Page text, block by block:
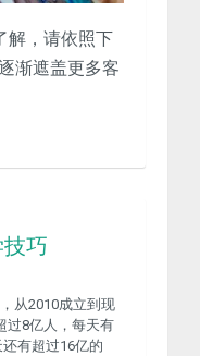
解，请依照下
渐遮盖更多客
技巧
从2010成立到现
过8亿人，每天有
有超过16亿的